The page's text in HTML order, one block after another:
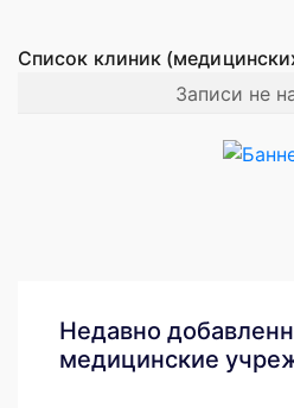
Список клиник
Записи не
Недавно
медицинские